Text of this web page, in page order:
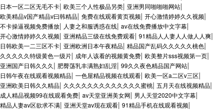
日本一区二区无毛不卡| 欧美三个人性极品另类| 亚洲男同啪啪啪网站|
欧美精品v国产精品v曰韩精品| 免费在线观看黄页视频| 开心激情婷婷久久视频|
不卡操逼视频免费播放| 人妻之和服诱惑在线| av在线免费播放中文字幕|
开心激情婷婷久久视频| 亚洲精品三级在线免费观看| 91精品人人妻人人做人人爽|
日韩欧美一二三区不卡| 亚洲欧洲日本午夜精品| 精品国产乱码久久久久久桃色|
久久久久久特级黄色一级片| 成年人该看的视频黄免费| 欧美整片sss视频第一页|
亚洲国产日韩久久久| 肥臀荡乳丰满熟妇乱淫| 99久久夜色精品国产网站|
日韩午夜在线观看视频精品| 一色屋精品视频在线观看| 欧美一区a二区v三区|
亚洲欧美日韩久久精品| 久久久久久久久久久久久久久蜜桃| 五月天在线视频精品|
成人精品视频99在线观看免费| av天堂亚洲美女网| 男人天堂2020中文字幕|
精品人妻av区欲求不满| 亚洲天堂av现在观看| 91精品手机在线观看视频|